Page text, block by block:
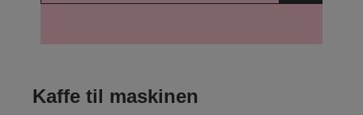
Kaffe til maskinen